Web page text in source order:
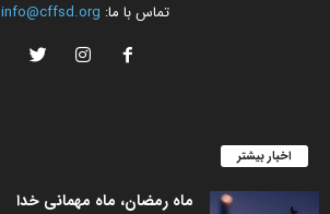
تماس با ما: info@cffsd.org
اخبار بیشتر
ماه رمضان، ماه مهمانی خدا